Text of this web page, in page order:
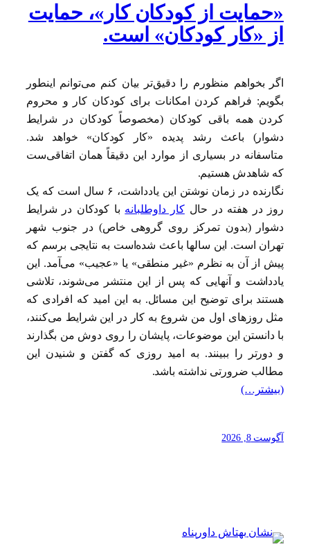
«حمایت از کودکان کار»، حمایت
از «کار کودکان» است.
اگر بخواهم منظورم را دقیق‌تر بیان کنم می‌توانم اینطور
بگویم: فراهم کردن امکانات برای کودکان کار و محروم
کردن همه باقی کودکان (مخصوصاً کودکان در شرایط
دشوار) باعث رشد پدیده «کار کودکان» خواهد شد.
متاسفانه در بسیاری از موارد این دقیقاً همان اتفاقی‌ست
که شاهدش هستیم.
نگارنده در زمان نوشتن این یادداشت، ۶ سال است که یک
روز در هفته در حالکار داوطلبانه با کودکان در شرایط
دشوار (بدون تمرکز روی گروهی خاص) در جنوب شهر
تهران است. این سالها باعث شده‌است به نتایجی برسم که
پیش از آن به نظرم «غیر منطقی» یا «عجیب» می‌آمد. این
یادداشت و آنهایی که پس از این منتشر می‌شوند، تلاشی
هستند برای توضیح این مسائل. به این امید که افرادی که
مثل روزهای اول من شروع به کار در این شرایط می‌کنند،
با دانستن این موضوعات، پایشان را روی دوش من بگذارند
و دورتر را ببینند. به امید روزی که گفتن و شنیدن این
مطالب ضرورتی نداشته باشد.
(بیشتر…)
آگوست 8, 2026